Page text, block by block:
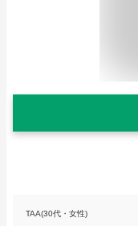
TAA(30代・女性)